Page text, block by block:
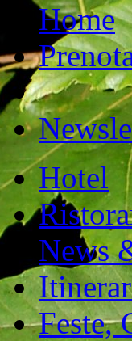
Home
Hotel
News
Feste,